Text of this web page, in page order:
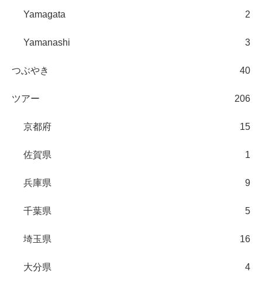
Yamagata 2
Yamanashi 3
つぶやき 40
ツアー 206
京都府 15
佐賀県 1
兵庫県 9
千葉県 5
埼玉県 16
大分県 4